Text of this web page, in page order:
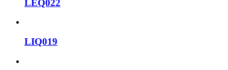
LEQ022
LIQ019